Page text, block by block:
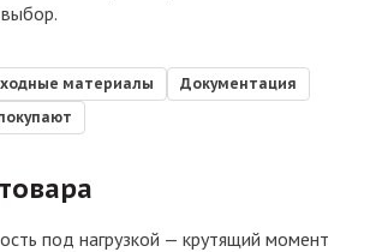
материалы
Документация
под нагрузкой — крутящий момент